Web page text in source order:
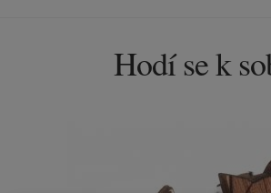
Hodí se k